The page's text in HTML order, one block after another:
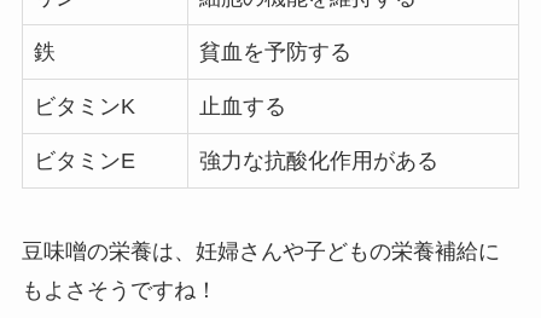
鉄 貧血を予防する
ビタミンK 止血する
ビタミンE 強力な抗酸化作用がある
豆味噌の栄養は、妊婦さんや子どもの栄養補給に
もよさそうですね！